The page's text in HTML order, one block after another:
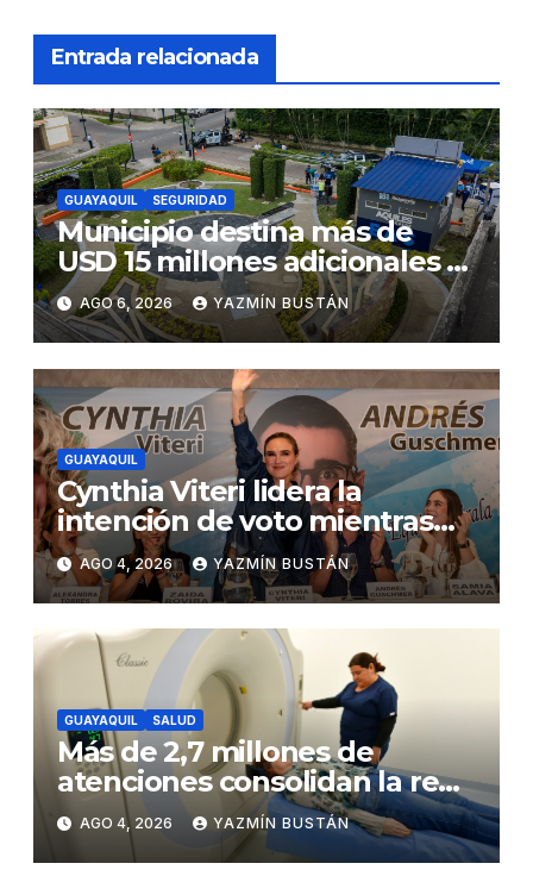
Entrada relacionada
GUAYAQUIL SEGURIDAD
Municipio destina más de
USD 15 millones adicionales a
SEGURA EP para fortalecer la
seguridad ciudadana
AGO 6, 2026 YAZMÍN BUSTÁN
GUAYAQUIL
Cynthia Viteri lidera la
intención de voto mientras
Andrés Guschmer muestra
un destacado crecimiento,
según AtlasIntel
AGO 4, 2026 YAZMÍN BUSTÁN
GUAYAQUIL SALUD
Más de 2,7 millones de
atenciones consolidan la red
municipal de salud
AGO 4, 2026 YAZMÍN BUSTÁN